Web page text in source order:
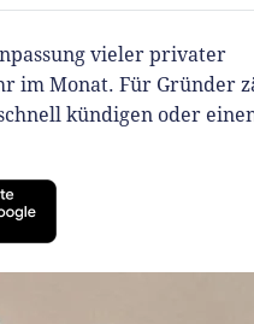
vieler privater
im Monat. Für Gründer
kündigen oder